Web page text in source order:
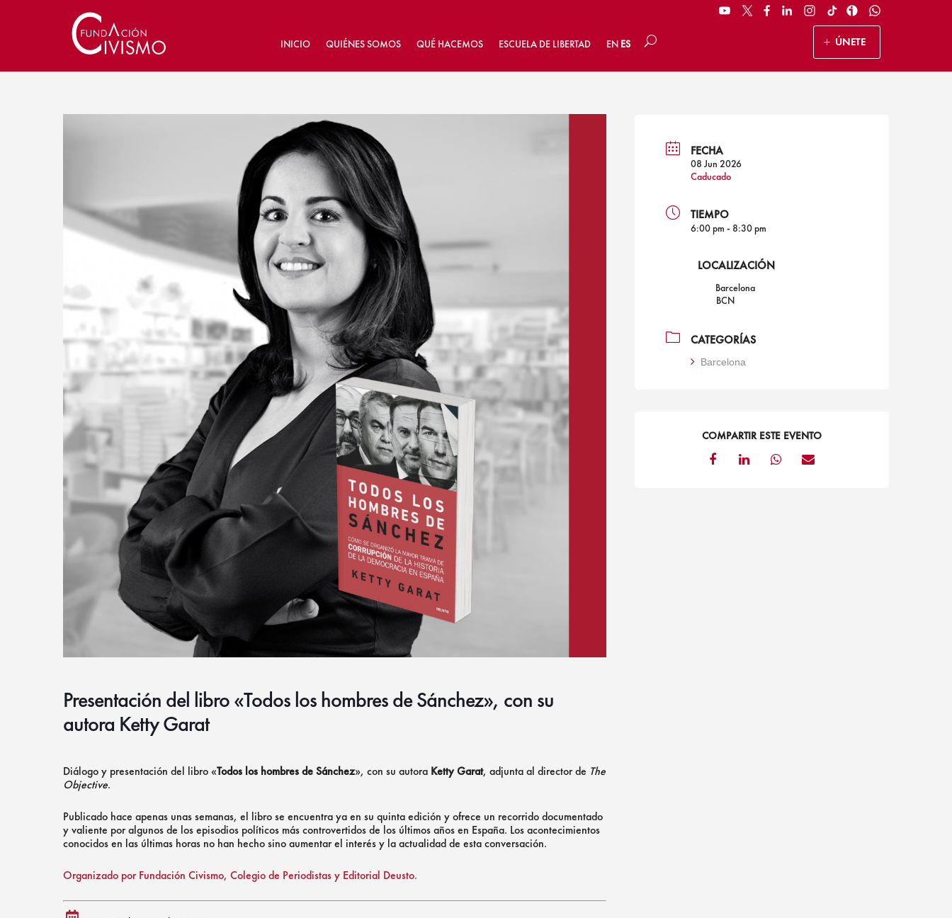
INICIO QUIÉNES SOMOS QUÉ HACEMOS ESCUELA DE LIBERTAD EN ES ÚNETE
Presentación del libro «Todos los hombres de Sánchez», con su
autora Ketty Garat
Diálogo y presentación del libro «Todos los hombres de Sánchez», con su autora Ketty Garat, adjunta al director de The
Objective.
Publicado hace apenas unas semanas, el libro se encuentra ya en su quinta edición y ofrece un recorrido documentado
y valiente por algunos de los episodios políticos más controvertidos de los últimos años en España. Los acontecimientos
conocidos en las últimas horas no han hecho sino aumentar el interés y la actualidad de esta conversación.
Organizado por Fundación Civismo, Colegio de Periodistas y Editorial Deusto.
FECHA
08 Jun 2026
Caducado
TIEMPO
6:00 pm - 8:30 pm
LOCALIZACIÓN
Barcelona
BCN
CATEGORÍAS
Barcelona
COMPARTIR ESTE EVENTO